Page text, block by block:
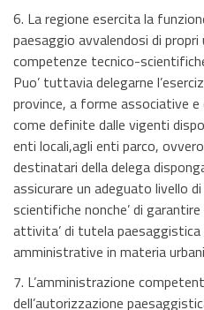
6. La regione esercita la
paesaggio avvalendosi di
competenze tecnico-
Puo’ tuttavia delegarne
province, a forme associative
come definite dalle vigenti
enti locali,agli enti parco,
destinatari della delega
assicurare un adeguato livello
scientifiche nonche’ di
attivita’ di tutela paesaggistica
amministrative in materia
7. L’amministrazione
dell’autorizzazione